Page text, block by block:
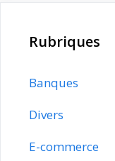
Rubriques
Banques
Divers
E-commerce